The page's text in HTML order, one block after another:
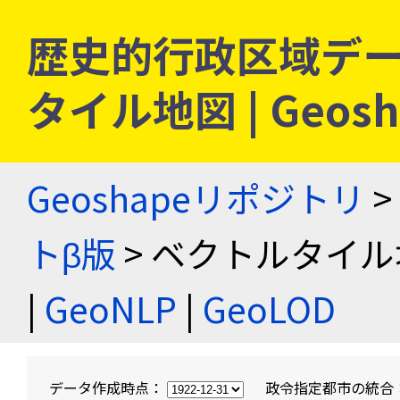
歴史的行政区域デ
タイル地図 |
Geoshapeリポジトリ >
トβ版 > ベクトルタイ
| GeoNLP | GeoLOD
データ作成時点： 政令指定都市の統